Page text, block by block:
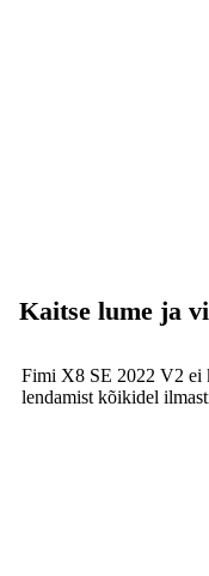
Kaitse lume ja
Fimi X8 SE 2022 V2 ei
lendamist kõikidel